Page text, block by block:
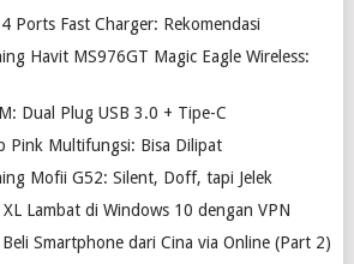
Ports Fast Charger: Rekomendasi
Havit MS976GT Magic Eagle Wireless:
Dual Plug USB 3.0 + Tipe-C
Pink Multifungsi: Bisa Dilipat
Mofii G52: Silent, Doff, tapi Jelek
Lambat di Windows 10 dengan VPN
Smartphone dari Cina via Online (Part 2)